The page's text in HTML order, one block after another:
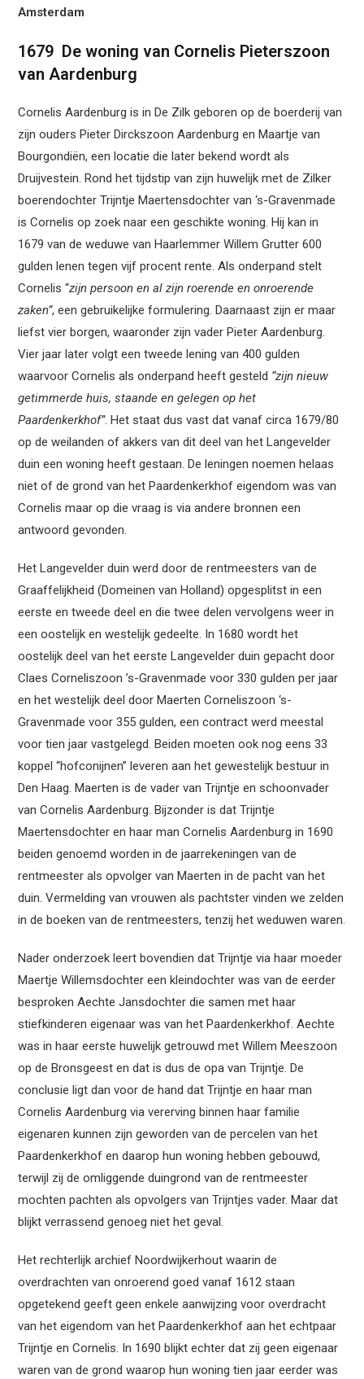
Amsterdam
1679 De woning van Cornelis Pieterszoon
van Aardenburg
Cornelis Aardenburg is in De Zilk geboren op de boerderij van
zijn ouders Pieter Dirckszoon Aardenburg en Maartje van
Bourgondiën, een locatie die later bekend wordt als
Druijvestein. Rond het tijdstip van zijn huwelijk met de Zilker
boerendochter Trijntje Maertensdochter van ‘s-Gravenmade
is Cornelis op zoek naar een geschikte woning. Hij kan in
1679 van de weduwe van Haarlemmer Willem Grutter 600
gulden lenen tegen vijf procent rente. Als onderpand stelt
Cornelis “zijn persoon en al zijn roerende en onroerende
zaken”, een gebruikelijke formulering. Daarnaast zijn er maar
liefst vier borgen, waaronder zijn vader Pieter Aardenburg.
Vier jaar later volgt een tweede lening van 400 gulden
waarvoor Cornelis als onderpand heeft gesteld “zijn nieuw
getimmerde huis, staande en gelegen op het
Paardenkerkhof”. Het staat dus vast dat vanaf circa 1679/80
op de weilanden of akkers van dit deel van het Langevelder
duin een woning heeft gestaan. De leningen noemen helaas
niet of de grond van het Paardenkerkhof eigendom was van
Cornelis maar op die vraag is via andere bronnen een
antwoord gevonden.
Het Langevelder duin werd door de rentmeesters van de
Graaffelijkheid (Domeinen van Holland) opgesplitst in een
eerste en tweede deel en die twee delen vervolgens weer in
een oostelijk en westelijk gedeelte. In 1680 wordt het
oostelijk deel van het eerste Langevelder duin gepacht door
Claes Corneliszoon ’s-Gravenmade voor 330 gulden per jaar
en het westelijk deel door Maerten Corneliszoon ‘s-
Gravenmade voor 355 gulden, een contract werd meestal
voor tien jaar vastgelegd. Beiden moeten ook nog eens 33
koppel “hofconijnen” leveren aan het gewestelijk bestuur in
Den Haag. Maerten is de vader van Trijntje en schoonvader
van Cornelis Aardenburg. Bijzonder is dat Trijntje
Maertensdochter en haar man Cornelis Aardenburg in 1690
beiden genoemd worden in de jaarrekeningen van de
rentmeester als opvolger van Maerten in de pacht van het
duin. Vermelding van vrouwen als pachtster vinden we zelden
in de boeken van de rentmeesters, tenzij het weduwen waren.
Nader onderzoek leert bovendien dat Trijntje via haar moeder
Maertje Willemsdochter een kleindochter was van de eerder
besproken Aechte Jansdochter die samen met haar
stiefkinderen eigenaar was van het Paardenkerkhof. Aechte
was in haar eerste huwelijk getrouwd met Willem Meeszoon
op de Bronsgeest en dat is dus de opa van Trijntje. De
conclusie ligt dan voor de hand dat Trijntje en haar man
Cornelis Aardenburg via vererving binnen haar familie
eigenaren kunnen zijn geworden van de percelen van het
Paardenkerkhof en daarop hun woning hebben gebouwd,
terwijl zij de omliggende duingrond van de rentmeester
mochten pachten als opvolgers van Trijntjes vader. Maar dat
blijkt verrassend genoeg niet het geval.
Het rechterlijk archief Noordwijkerhout waarin de
overdrachten van onroerend goed vanaf 1612 staan
opgetekend geeft geen enkele aanwijzing voor overdracht
van het eigendom van het Paardenkerkhof aan het echtpaar
Trijntje en Cornelis. In 1690 blijkt echter dat zij geen eigenaar
waren van de grond waarop hun woning tien jaar eerder was